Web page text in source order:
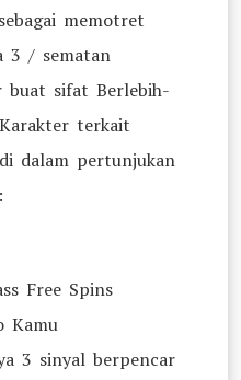
memotret
3 / sematan
buat sifat Berlebih-
terkait
dalam pertunjukan
Free Spins
Kamu
3 sinyal berpencar